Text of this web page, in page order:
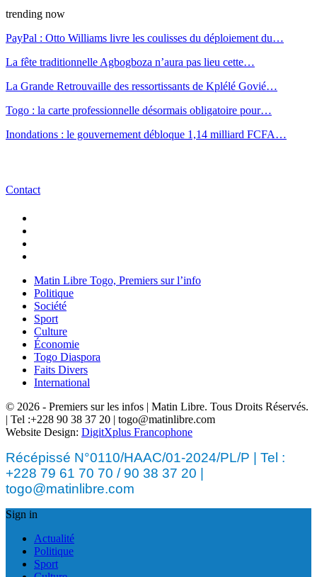
trending now
PayPal : Otto Williams livre les coulisses du déploiement du…
La fête traditionnelle Agbogboza n’aura pas lieu cette…
La Grande Retrouvaille des ressortissants de Kplélé Govié…
Togo : la carte professionnelle désormais obligatoire pour…
Inondations : le gouvernement débloque 1,14 milliard FCFA…
Contact
Matin Libre Togo, Premiers sur l’info
Politique
Société
Sport
Culture
Économie
Togo Diaspora
Faits Divers
International
© 2026 - Premiers sur les infos | Matin Libre. Tous Droits Réservés.
| Tel :+228 90 38 37 20 | togo@matinlibre.com
Website Design: DigitXplus Francophone
Récépissé N°0110/HAAC/01-2024/PL/P | Tel :
+228 79 61 70 70 / 90 38 37 20 |
togo@matinlibre.com
Sign in
Actualité
Politique
Sport